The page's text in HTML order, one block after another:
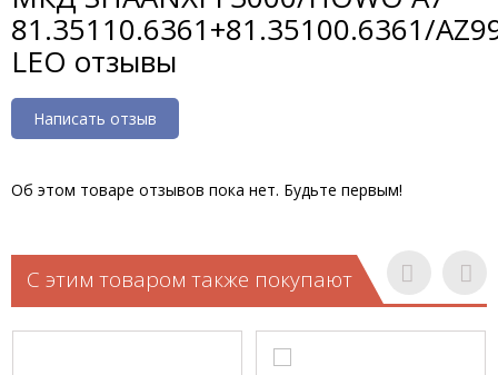
81.35110.6361+81.35100.6361/
LEO отзывы
Написать отзыв
Об этом товаре отзывов пока нет. Будьте первым!
С этим товаром также покупают